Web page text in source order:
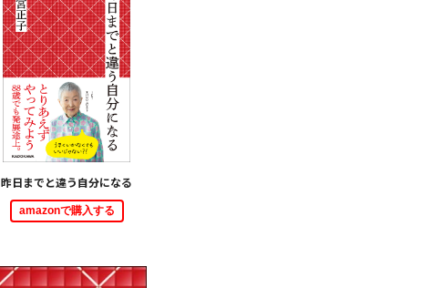
昨日までと違う自分になる
amazonで購入する